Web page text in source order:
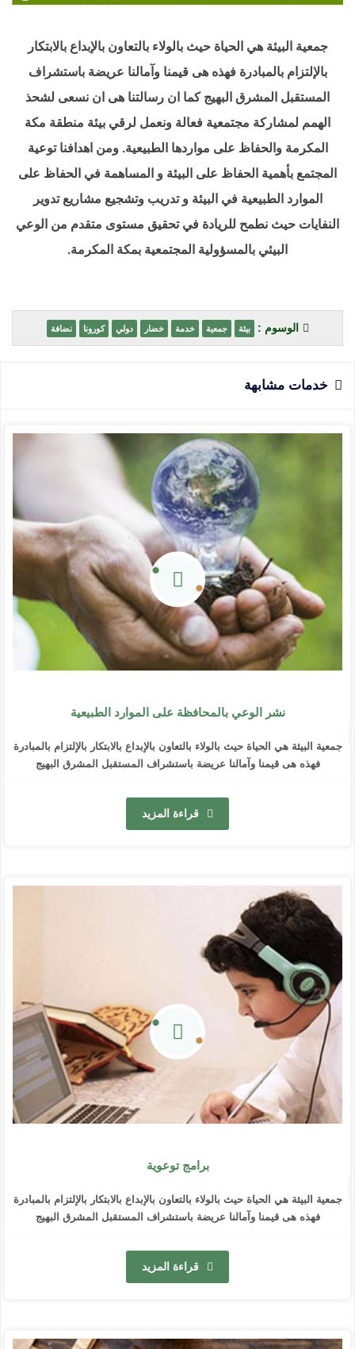
جمعية البيئة هي الحياة حيث بالولاء بالتعاون بالإبداع بالابتكار
بالإلتزام بالمبادرة فهذه هى قيمنا وآمالنا عريضة باستشراف
المستقبل المشرق البهيج كما ان رسالتنا هى ان نسعى لشحذ
الهمم لمشاركة مجتمعية فعالة ونعمل لرقي بيئة منطقة مكة
المكرمة والحفاظ على مواردها الطبيعية. ومن اهدافنا توعية
المجتمع بأهمية الحفاظ على البيئة و المساهمة في الحفاظ على
الموارد الطبيعية في البيئة و تدريب وتشجيع مشاريع تدوير
النفايات حيث نطمح للريادة في تحقيق مستوى متقدم من الوعي
البيئي بالمسؤولية المجتمعية بمكة المكرمة.
الوسوم : بيئة جمعية خدمة خضار دولي كورونا نضافة
خدمات مشابهة
نشر الوعي بالمحافظة على الموارد الطبيعية
جمعية البيئة هي الحياة حيث بالولاء بالتعاون بالإبداع بالابتكار بالإلتزام بالمبادرة
فهذه هى قيمنا وآمالنا عريضة باستشراف المستقبل المشرق البهيج
قراءة المزيد
برامج توعوية
جمعية البيئة هي الحياة حيث بالولاء بالتعاون بالإبداع بالابتكار بالإلتزام بالمبادرة
فهذه هى قيمنا وآمالنا عريضة باستشراف المستقبل المشرق البهيج
قراءة المزيد